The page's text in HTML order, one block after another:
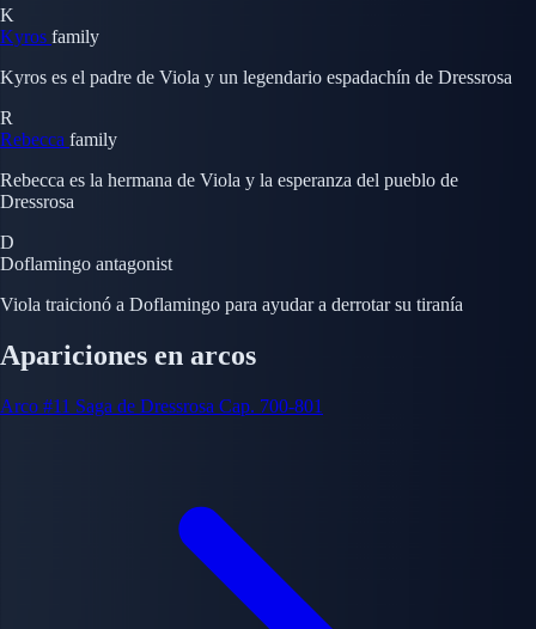
K
Kyros family
Kyros es el padre de Viola y un legendario espadachín de Dressrosa
R
Rebecca family
Rebecca es la hermana de Viola y la esperanza del pueblo de
Dressrosa
D
Doflamingo antagonist
Viola traicionó a Doflamingo para ayudar a derrotar su tiranía
Apariciones en arcos
Arco #11 Saga de Dressrosa Cap. 700-801